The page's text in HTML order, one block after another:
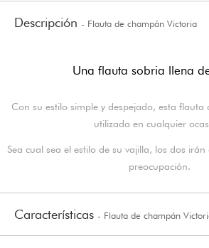
Descripción - Flauta de champán Victoria
Una flauta sobria llena
Con su estilo simple y despejado, esta flauta
utilizada en cualquier
Sea cual sea el estilo de su vajilla, los dos
preocupación.
Características - Flauta de champán